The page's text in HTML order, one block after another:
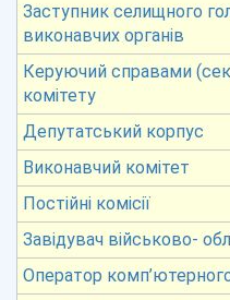
Заступник селищного
виконавчих органів
Керуючий справами
комітету
Депутатський корпус
Виконавчий комітет
Постійні комісії
Завідувач військово-
Оператор